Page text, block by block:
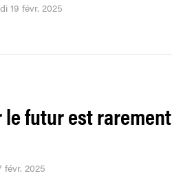
19 févr. 2025
le futur est rarement
févr. 2025